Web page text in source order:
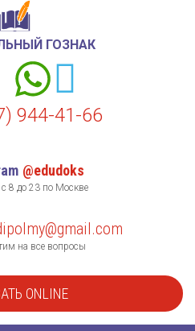
ГОЗНАК
944-41-66
@edudoks
с 8 до 23 по Москве
на все вопросы
ONLINE